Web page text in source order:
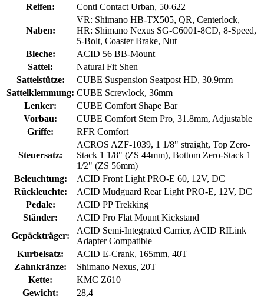
Reifen:
Conti Contact Urban, 50-622
Naben:
VR: Shimano HB-TX505, QR, Centerlock,
HR: Shimano Nexus SG-C6001-8CD, 8-Speed,
5-Bolt, Coaster Brake, Nut
Bleche:
ACID 56 BB-Mount
Sattel:
Natural Fit Shen
Sattelstütze:
CUBE Suspension Seatpost HD, 30.9mm
Sattelklemmung: CUBE Screwlock, 36mm
Lenker:
CUBE Comfort Shape Bar
Vorbau:
CUBE Comfort Stem Pro, 31.8mm, Adjustable
Griffe:
RFR Comfort
Steuersatz:
ACROS AZF-1039, 1 1/8" straight, Top Zero-
Stack 1 1/8" (ZS 44mm), Bottom Zero-Stack 1
1/2" (ZS 56mm)
Beleuchtung:
ACID Front Light PRO-E 60, 12V, DC
Rückleuchte:
ACID Mudguard Rear Light PRO-E, 12V, DC
Pedale:
ACID PP Trekking
Ständer:
ACID Pro Flat Mount Kickstand
Gepäckträger:
ACID Semi-Integrated Carrier, ACID RILink
Adapter Compatible
Kurbelsatz:
ACID E-Crank, 165mm, 40T
Zahnkränze:
Shimano Nexus, 20T
Kette:
KMC Z610
Gewicht:
28,4